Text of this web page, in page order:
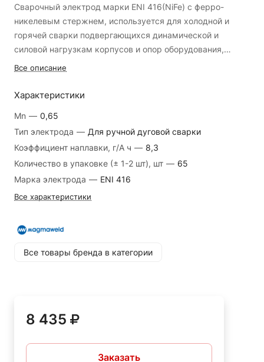
Сварочный электрод марки ENI 416(NiFe) с ферро-
никелевым стержнем, используется для холодной и
горячей сварки подвергающихся динамической и
силовой нагрузкам корпусов и опор оборудования,
деталей, выполненных из серого чугуна, ковкого чугуна
поверхностей. Обладает более сильным механическим
никеля. Так как наплавленный металл обладает малым
расширением при нагревании, имеет низкую склонность
к растяжению после сварки. Сварочные позиции:
Полярность:
Стандарты
EN ISO 1071
TS EN ISO 1071
Сертификаты
GOST
сварного
металла
Тип
C
Все описание
Характеристики
Mn — 0,65
Тип электрода — Для ручной дуговой сварки
Коэффициент наплавки, г/А ч — 8,3
Количество в упаковке (± 1-2 шт), шт — 65
Марка электрода — ENI 416
Все характеристики
Все товары бренда в категории
8 435
Заказать